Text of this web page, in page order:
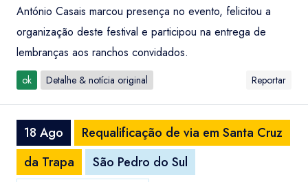
António Casais marcou presença no evento, felicitou a
organização deste festival e participou na entrega de
lembranças aos ranchos convidados.
ok Detalhe & notícia original Reportar
18 Ago
Requalificação de via em Santa Cruz
da Trapa
São Pedro do Sul